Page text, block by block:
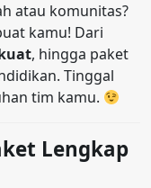
atau komunitas?
kamu! Dari
, hingga paket
Tinggal
tim kamu.
Lengkap